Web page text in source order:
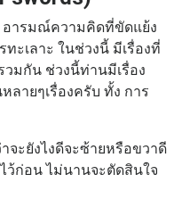
อารมณ์ความคิดที่ขัดแย้ง
ะเลาะ ในช่วงนี้ มีเรื่องที่
วมกัน ช่วงนี้ท่านมีเรื่อง
ลายๆเรื่องครับ ทั้ง การ
จะยังไงดีจะซ้ายหรือขวาดี
ว้ก่อน ไม่นานจะตัดสินใจ